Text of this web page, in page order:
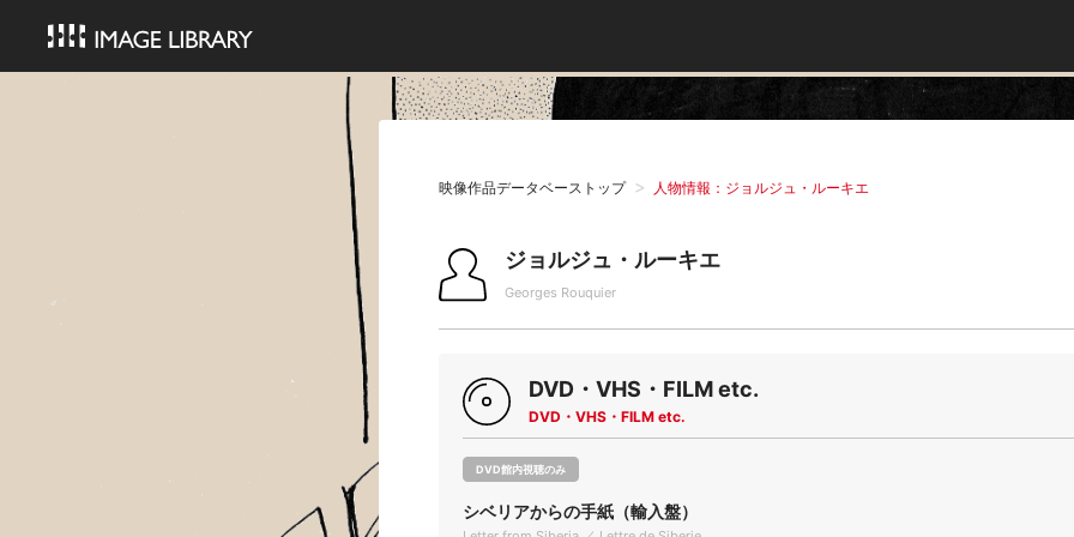
映像作品データベーストップ 人物情報：ジョルジュ・ルーキエ
ジョルジュ・ルーキエ
Georges Rouquier
DVD・VHS・FILM etc.
DVD・VHS・FILM etc.
DVD館内視聴のみ
シベリアからの手紙（輸入盤）